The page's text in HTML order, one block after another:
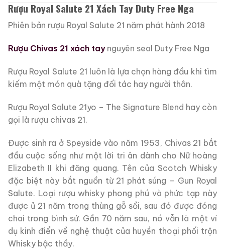
Rượu Royal Salute 21 Xách Tay Duty Free Nga
Phiên bản rượu Royal Salute 21 năm phát hành 2018
Rượu Chivas 21 xách taynguyên seal Duty Free Nga
Rượu Royal Salute 21 luôn là lựa chọn hàng đầu khi tìm
kiếm một món quà tặng đối tác hay người thân.
Rượu Royal Salute 21yo – The Signature Blend hay còn
gọi là rượu chivas 21.
Được sinh ra ở Speyside vào năm 1953, Chivas 21 bắt
đầu cuộc sống như một lời tri ân dành cho Nữ hoàng
Elizabeth II khi đăng quang. Tên của Scotch Whisky
đặc biệt này bắt nguồn từ 21 phát súng – Gun Royal
Salute. Loại rượu whisky phong phú và phức tạp này
được ủ 21 năm trong thùng gỗ sồi, sau đó được đóng
chai trong bình sứ. Gần 70 năm sau, nó vẫn là một ví
dụ kinh điển về nghệ thuật của huyền thoại phối trộn
Whisky bậc thầy.